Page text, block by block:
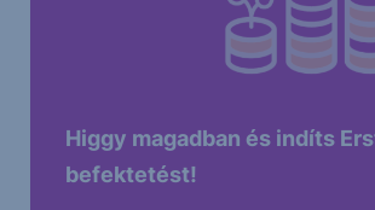
Higgy magadban és indíts
befektetést!